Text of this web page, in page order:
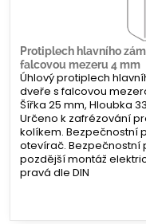
Protiplech hlavního
falcovou mezeru 4 mm
Úhlový protiplech
dveře s falcovou
Šířka 25 mm, Hloubka
Určeno k zafrézování
kolíkem. Bezpečnostní
otevírač. Bezpečnostní
pozdější montáž
pravá dle DIN